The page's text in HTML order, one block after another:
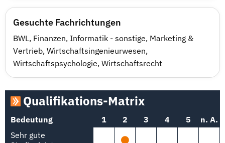
Gesuchte Fachrichtungen
BWL, Finanzen, Informatik - sonstige, Marketing &
Vertrieb, Wirtschaftsingenieurwesen,
Wirtschaftspsychologie, Wirtschaftsrecht
Qualifikations-Matrix
Bedeutung 1 2 3 4 5
n. A.
Sehr gute